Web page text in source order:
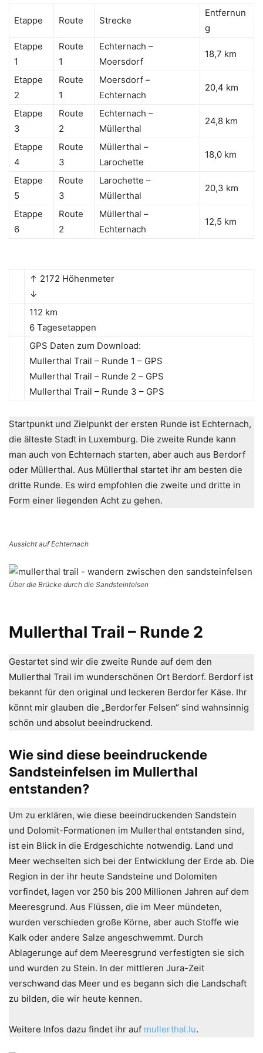
Etappe Route Strecke
Entfernun
g
Etappe
1
Route
1
Echternach –
Moersdorf
18,7 km
Etappe
2
Route
1
Moersdorf –
Echternach
20,4 km
Etappe
3
Route
2
Echternach –
Müllerthal
24,8 km
Etappe
4
Route
3
Müllerthal –
Larochette
18,0 km
Etappe
5
Route
3
Larochette –
Müllerthal
20,3 km
Etappe
6
Route
2
Müllerthal –
Echternach
12,5 km
↑ 2172 Höhenmeter
↓
112 km
6 Tagesetappen
GPS Daten zum Download:
Mullerthal Trail – Runde 1 – GPS
Mullerthal Trail – Runde 2 – GPS
Mullerthal Trail – Runde 3 – GPS
Startpunkt und Zielpunkt der ersten Runde ist Echternach,
die älteste Stadt in Luxemburg. Die zweite Runde kann
man auch von Echternach starten, aber auch aus Berdorf
oder Müllerthal. Aus Müllerthal startet ihr am besten die
dritte Runde. Es wird empfohlen die zweite und dritte in
Form einer liegenden Acht zu gehen.
Aussicht auf Echternach
Über die Brücke durch die Sandsteinfelsen
Mullerthal Trail – Runde 2
Gestartet sind wir die zweite Runde auf dem den
Mullerthal Trail im wunderschönen Ort Berdorf. Berdorf ist
bekannt für den original und leckeren Berdorfer Käse. Ihr
könnt mir glauben die „Berdorfer Felsen“ sind wahnsinnig
schön und absolut beeindruckend.
Wie sind diese beeindruckende
Sandsteinfelsen im Mullerthal
entstanden?
Um zu erklären, wie diese beeindruckenden Sandstein
und Dolomit-Formationen im Mullerthal entstanden sind,
ist ein Blick in die Erdgeschichte notwendig. Land und
Meer wechselten sich bei der Entwicklung der Erde ab. Die
Region in der ihr heute Sandsteine und Dolomiten
vorfindet, lagen vor 250 bis 200 Millionen Jahren auf dem
Meeresgrund. Aus Flüssen, die im Meer mündeten,
wurden verschieden große Körne, aber auch Stoffe wie
Kalk oder andere Salze angeschwemmt. Durch
Ablagerunge auf dem Meeresgrund verfestigten sie sich
und wurden zu Stein. In der mittleren Jura-Zeit
verschwand das Meer und es begann sich die Landschaft
zu bilden, die wir heute kennen.
Weitere Infos dazu findet ihr auf mullerthal.lu.